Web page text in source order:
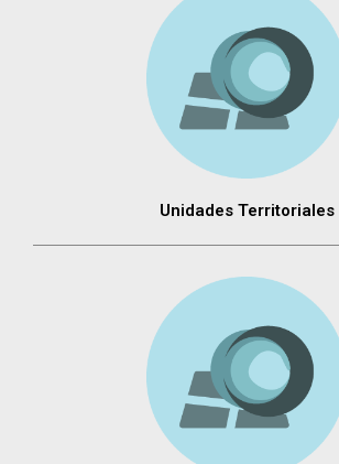
Unidades Territoriales